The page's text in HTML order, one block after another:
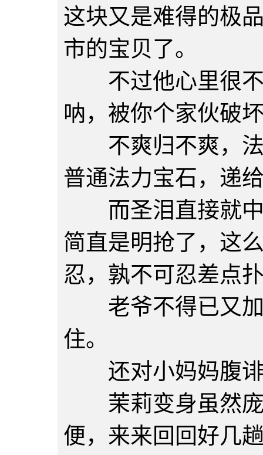
这块又是难得的极
市的宝贝了。
不过他心里很不
呐，被你个家伙破
不爽归不爽，法
普通法力宝石，递
而圣泪直接就中
简直是明抢了，这
忍，孰不可忍差点
老爷不得已又加
住。
还对小妈妈腹诽
茉莉变身虽然庞
便，来来回回好几